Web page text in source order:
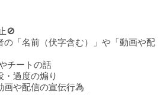
🚫
の「名前（伏字含む）」や「動画や配
チートの話
・過度の煽り
画や配信の宣伝行為